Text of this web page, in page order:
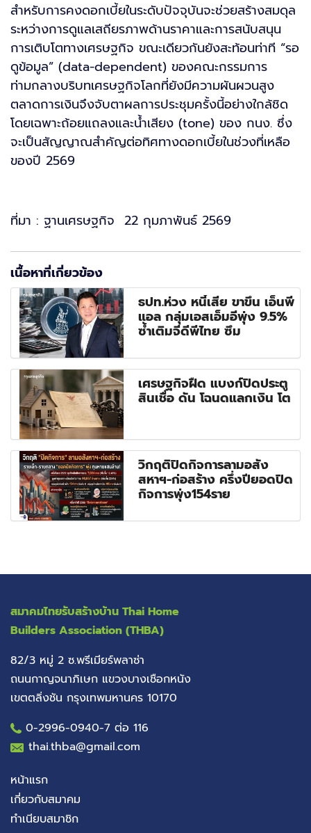
สำหรับการคงดอกเบี้ยในระดับปัจจุบันจะช่วยสร้างสมดุล
ระหว่างการดูแลเสถียรภาพด้านราคาและการสนับสนุน
การเติบโตทางเศรษฐกิจ ขณะเดียวกันยังสะท้อนท่าที “รอ
ดูข้อมูล” (data-dependent) ของคณะกรรมการ
ท่ามกลางบริบทเศรษฐกิจโลกที่ยังมีความผันผวนสูง
ตลาดการเงินจึงจับตาผลการประชุมครั้งนี้อย่างใกล้ชิด
โดยเฉพาะถ้อยแถลงและน้ำเสียง (tone) ของ กนง. ซึ่ง
จะเป็นสัญญาณสำคัญต่อทิศทางดอกเบี้ยในช่วงที่เหลือ
ของปี 2569
ที่มา : ฐานเศรษฐกิจ 22 กุมภาพันธ์ 2569
เนื้อหาที่เกี่ยวข้อง
ธปท.ห่วง หนี้เสีย ขาขึ้น เอ็นพี
แอล กลุ่มเอสเอ็มอีพุ่ง 9.5%
ซ้ำเติมจีดีพีไทย ซึม
เศรษฐกิจฝืด แบงก์ปิดประตู
สินเชื่อ ดัน โฉนดแลกเงิน โต
วิกฤติปิดกิจการลามอสัง
สหาฯ-ก่อสร้าง ครึ่งปียอดปิด
กิจการพุ่ง154ราย
สมาคมไทยรับสร้างบ้าน Thai Home
Builders Association (THBA)
82/3 หมู่ 2 ซ.พรีเมียร์พลาซ่า
ถนนกาญจนาภิเษก แขวงบางเชือกหนัง
เขตตลิ่งชัน กรุงเทพมหานคร 10170
0-2996-0940-7 ต่อ 116
thai.thba@gmail.com
หน้าแรก
เกี่ยวกับสมาคม
ทำเนียบสมาชิก